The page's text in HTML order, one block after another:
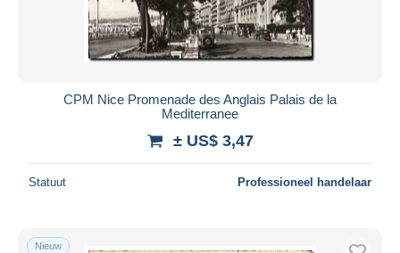
CPM Nice Promenade des Anglais Palais de la
Mediterranee
± US$ 3,47
Statuut Professioneel handelaar
Nieuw